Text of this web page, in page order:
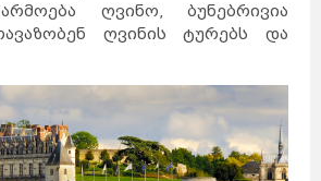
ღვინო, ბუნებრივია
ღვინის ტურებს და